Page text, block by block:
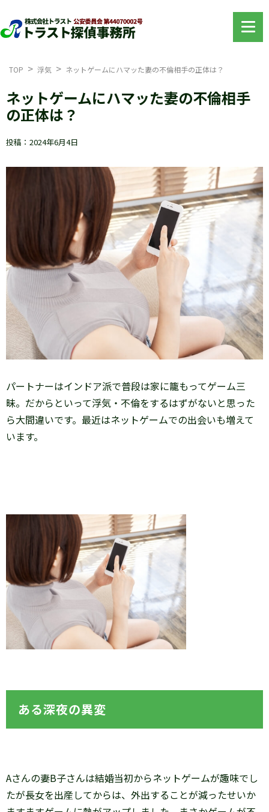
TOP 浮気 ネットゲームにハマッた妻の不倫相手の正体は？
ネットゲームにハマッた妻の不倫相手
の正体は？
投稿：2024年6月4日
パートナーはインドア派で普段は家に籠もってゲーム三
昧。だからといって浮気・不倫をするはずがないと思った
ら大間違いです。最近はネットゲームでの出会いも増えて
います。
ある深夜の異変
Aさんの妻B子さんは結婚当初からネットゲームが趣味でし
たが長女を出産してからは、外出することが減ったせいか